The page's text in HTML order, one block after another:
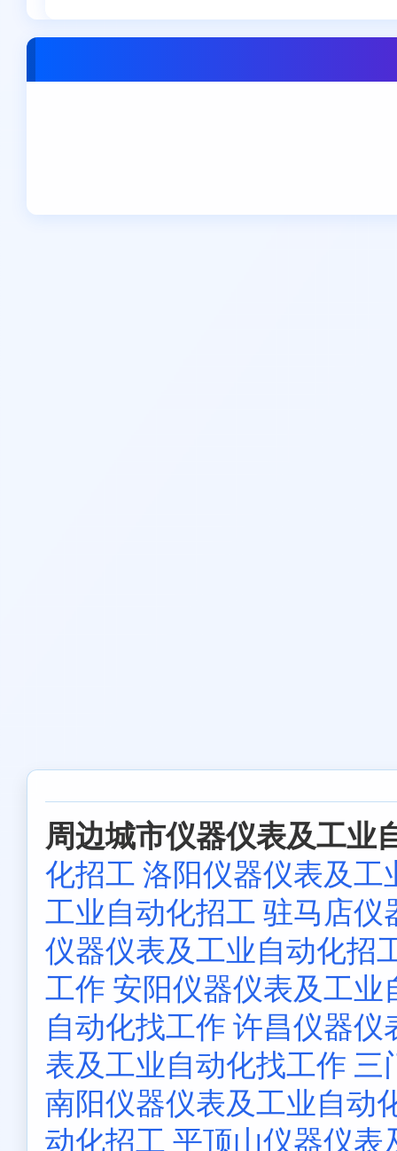
郑州
周边城市仪器仪表及工业
化招工 洛阳仪器仪表及工
工业自动化招工 驻马店仪
仪器仪表及工业自动化招
工作 安阳仪器仪表及工业
自动化找工作 许昌仪器仪
表及工业自动化找工作 三
南阳仪器仪表及工业自动
动化招工 平顶山仪器仪表